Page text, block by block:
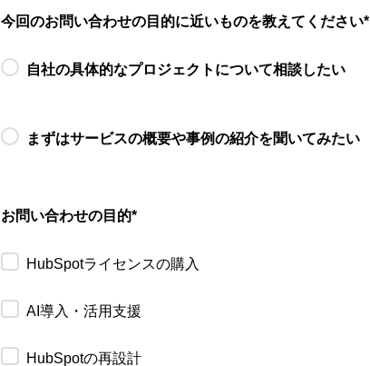
今回のお問い合わせの目的に近いものを教えてください*
自社の具体的なプロジェクトについて相談したい
まずはサービスの概要や事例の紹介を聞いてみたい
お問い合わせの目的*
HubSpotライセンスの購入
AI導入・活用支援
HubSpotの再設計